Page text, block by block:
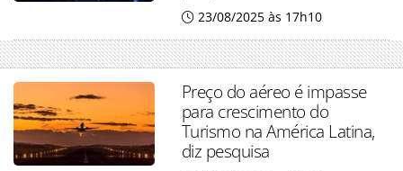
23/08/2025 às 17h10
Preço do aéreo é impasse
para crescimento do
Turismo na América Latina,
diz pesquisa